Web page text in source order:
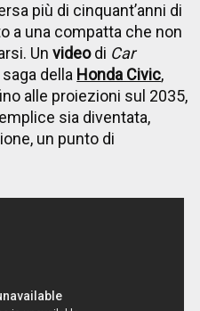
più di cinquant’anni di
a una compatta che non
Unvideodi Car
della Honda Civic,
alle proiezioni sul 2035,
sia diventata,
un punto di